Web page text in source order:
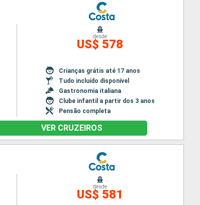
desde
US$ 578
Crianças grátis até 17 anos
Tudo incluído disponível
Gastronomia italiana
Clube infantil a partir dos 3 anos
Pensão completa
VER CRUZEIROS
desde
US$ 581